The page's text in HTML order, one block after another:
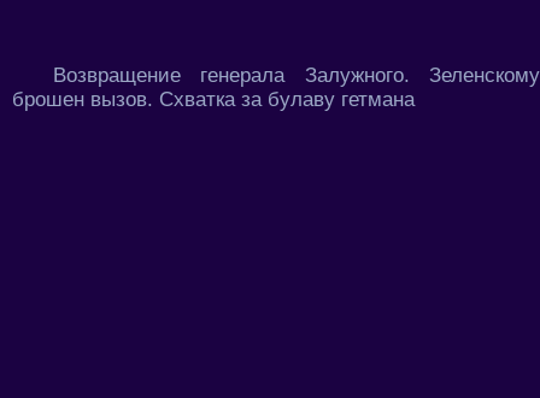
Возвращение генерала Залужного. Зеленскому
брошен вызов. Схватка за булаву гетмана